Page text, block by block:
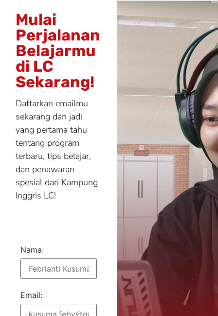
Mulai
Perjalanan
Belajarmu
di LC
Sekarang!
Daftarkan emailmu
sekarang dan jadi
yang pertama tahu
tentang program
terbaru, tips belajar,
dan penawaran
spesial dari Kampung
Inggris LC!
Nama:
Email: